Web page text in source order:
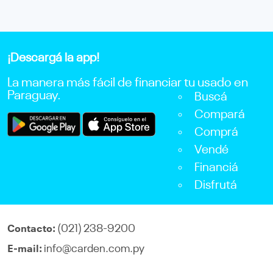
¡Descargá la app!
La manera más fácil de financiar tu usado en
Paraguay.
Buscá
Compará
Comprá
Vendé
Financiá
Disfrutá
Contacto: (021) 238-9200
E-mail: info@carden.com.py